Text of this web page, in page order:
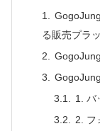
る販売プラ
1. バ
2. フ